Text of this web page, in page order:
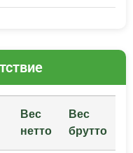
Вес
нетто
Вес
брутто